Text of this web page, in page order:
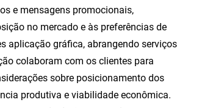
e mensagens promocionais,
no mercado e às preferências de
aplicação gráfica, abrangendo serviços
colaboram com os clientes para
sobre posicionamento dos
produtiva e viabilidade econômica.